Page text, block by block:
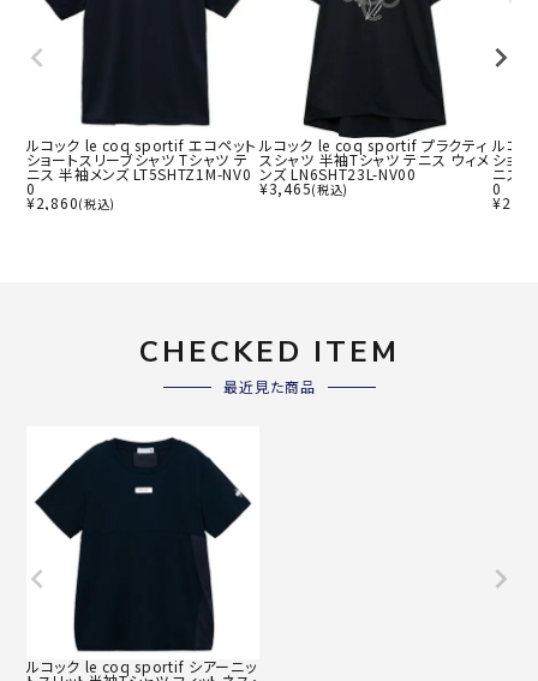
ルコック le coq sportif エコペット
ショートスリーブシャツ Tシャツ テ
ニス 半袖メンズ LT5SHTZ1M-NV0
0
¥2,860(税込)
ルコック le coq sportif プラクティ
スシャツ 半袖Tシャツ テニス ウィメ
ンズ LN6SHT23L-NV00
¥3,465(税込)
ルコ
ショー
ニス
0
¥
CHECKED ITEM
最近見た商品
ルコック le coq sportif シアーニッ